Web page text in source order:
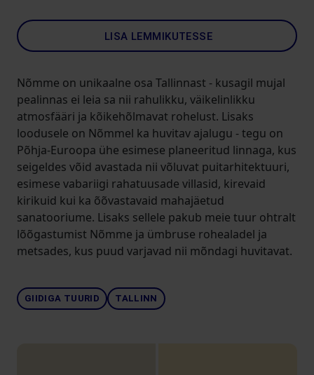
LISA LEMMIKUTESSE
Nõmme on unikaalne osa Tallinnast - kusagil mujal
pealinnas ei leia sa nii rahulikku, väikelinlikku
atmosfääri ja kõikehõlmavat rohelust. Lisaks
loodusele on Nõmmel ka huvitav ajalugu - tegu on
Põhja-Euroopa ühe esimese planeeritud linnaga, kus
seigeldes võid avastada nii võluvat puitarhitektuuri,
esimese vabariigi rahatuusade villasid, kirevaid
kirikuid kui ka õõvastavaid mahajäetud
sanatooriume. Lisaks sellele pakub meie tuur ohtralt
lõõgastumist Nõmme ja ümbruse rohealadel ja
metsades, kus puud varjavad nii mõndagi huvitavat.
GIIDIGA TUURID TALLINN